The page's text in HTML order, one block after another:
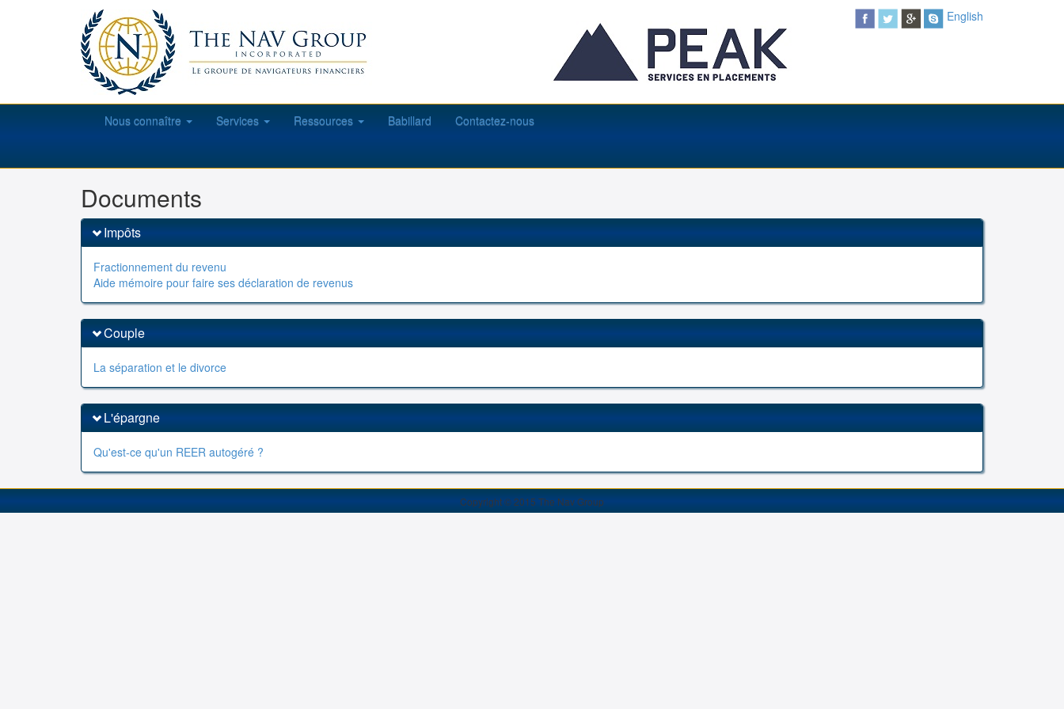
English
Nous connaître Services Ressources Babillard Contactez-nous
Documents
Impôts
Fractionnement du revenu
Aide mémoire pour faire ses déclaration de revenus
Couple
La séparation et le divorce
L'épargne
Qu'est-ce qu'un REER autogéré ?
Copyright © 2015 The Nav Group